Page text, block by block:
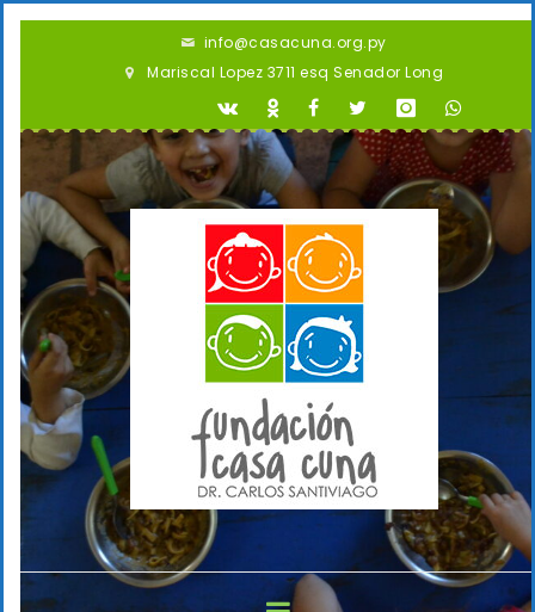
info@casacuna.org.py
Mariscal Lopez 3711 esq Senador Long